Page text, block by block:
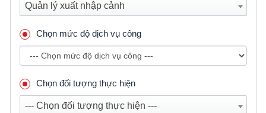
Quản lý xuất nhập cảnh
Chọn mức độ dịch vụ công
Chọn đối tượng thực hiện
--- Chọn đối tượng thực hiện ---